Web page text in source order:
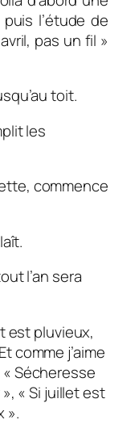
l’étude de
pas un fil »
toit.
les
commence
l’an sera
est pluvieux,
comme j’aime
Sécheresse
« Si juillet est
».